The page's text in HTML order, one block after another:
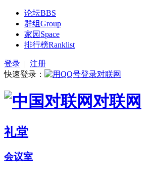
论坛BBS
群组Group
家园 Space
排行榜Ranklist
登录 | 注册
快速登录：
对联网
礼堂
会议室